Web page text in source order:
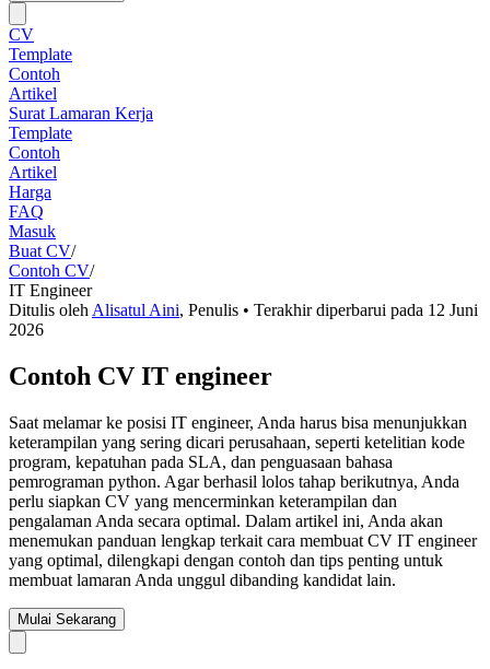
CV
Template
Contoh
Artikel
Surat Lamaran Kerja
Template
Contoh
Artikel
Harga
FAQ
Masuk
Buat CV/
Contoh CV/
IT Engineer
Ditulis oleh Alisatul Aini, Penulis • Terakhir diperbarui pada 12 Juni
2026
Contoh CV IT engineer
Saat melamar ke posisi IT engineer, Anda harus bisa menunjukkan
keterampilan yang sering dicari perusahaan, seperti ketelitian kode
program, kepatuhan pada SLA, dan penguasaan bahasa
pemrograman python. Agar berhasil lolos tahap berikutnya, Anda
perlu siapkan CV yang mencerminkan keterampilan dan
pengalaman Anda secara optimal. Dalam artikel ini, Anda akan
menemukan panduan lengkap terkait cara membuat CV IT engineer
yang optimal, dilengkapi dengan contoh dan tips penting untuk
membuat lamaran Anda unggul dibanding kandidat lain.
Mulai Sekarang